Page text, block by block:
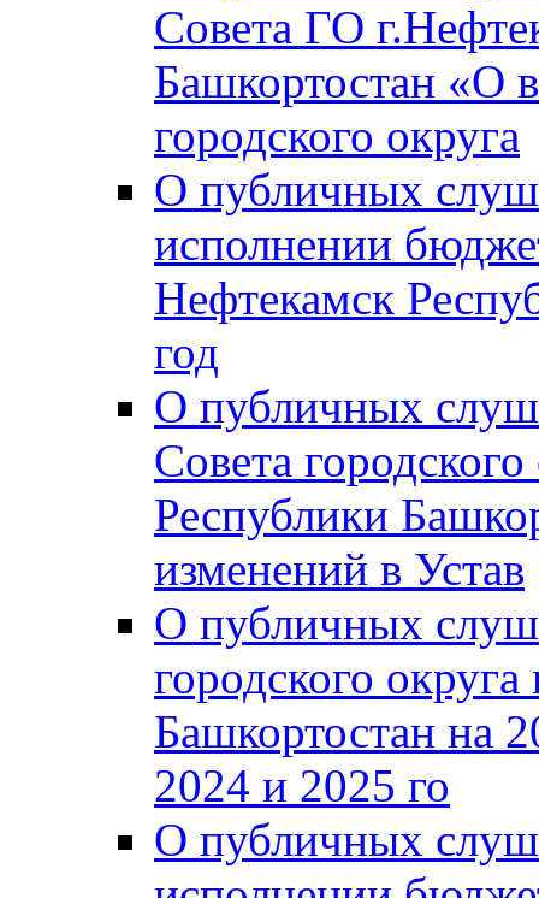
Совета ГО
Башкортостан «О
городского округа
О публичных
исполнении
Нефтекамск
год
О публичных
Совета
Республики
изменений в Устав
О публичных
городского
Башкортостан на
2024 и 2025 го
О публичных